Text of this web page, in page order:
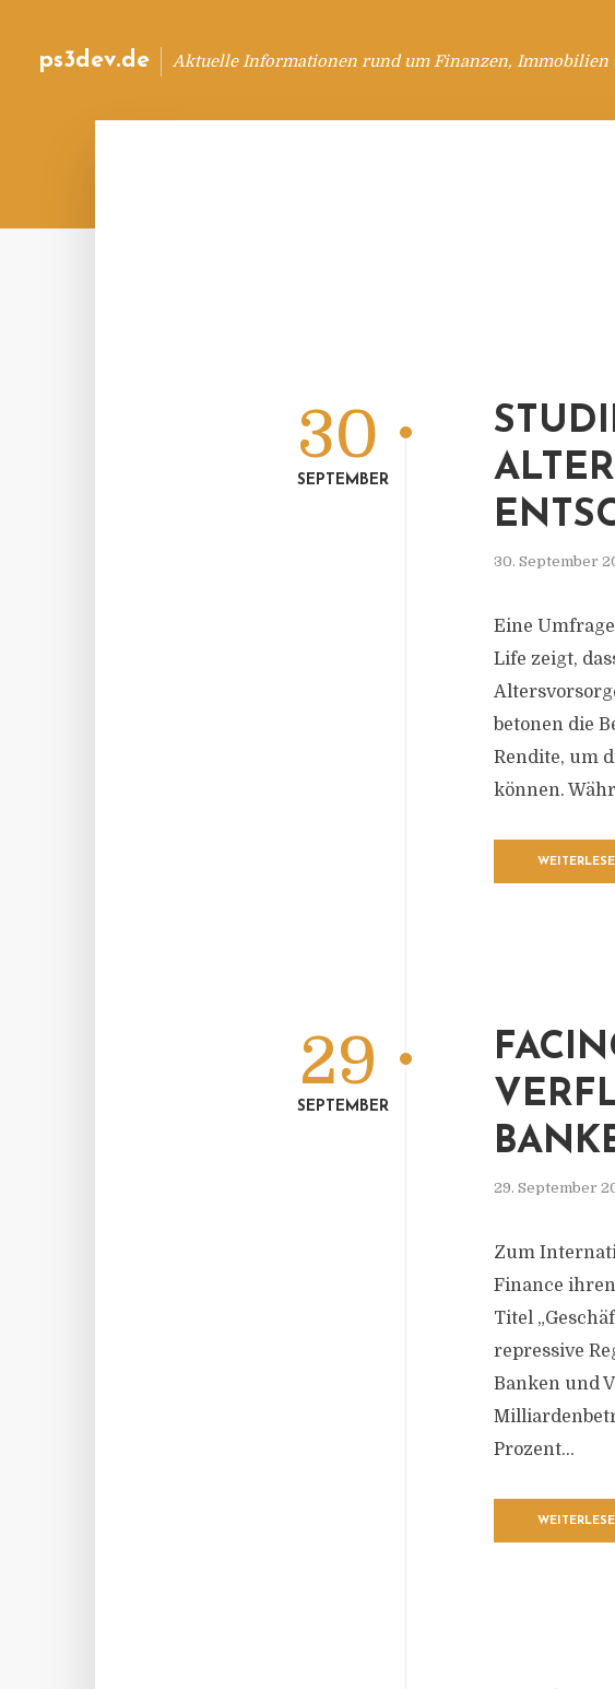
ps3dev.de Aktuelle Informationen rund um Finanzen, Immobilien
30. September
30
SEPTEMBER
Eine
Life zeigt,
betonen die
Rendite, um
können.
29. September
29
SEPTEMBER
Zum
Finance
Titel
repressive
Banken und
Prozent...